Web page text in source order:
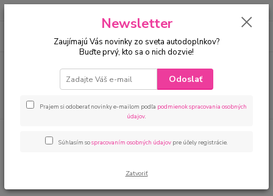
Newsletter
Zaujímajú Vás novinky zo sveta autodoplnkov?
Buďte prvý, kto sa o nich dozvie!
Odoslať
Prajem si odoberať novinky e-mailom podľa podmienok spracovania osobných
údajov.
Súhlasím sospracovaním osobných údajov pre účely registrácie.
Zatvoriť